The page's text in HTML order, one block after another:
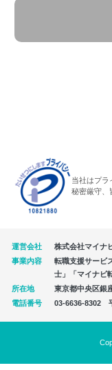
当社はプラ
秘密厳守、
運営会社
株式会社マイナ
事業内容
転職支援サービ
士」「マイナビ
所在地
東京都中央区銀
電話番号
03-6636-8302